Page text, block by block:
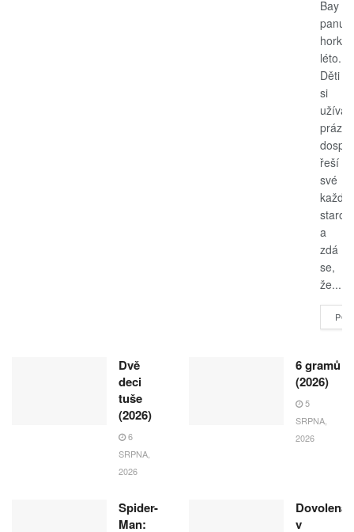
Bay
panuje
horké
léto.
Děti
si
užívají
řeší
své
a
zdá
se,
že...
Dvě
deci
tuše
(2026)
6
SRPNA,
2026
6 gramů
(2026)
5
SRPNA,
2026
Spider-
Man:
Dovolená
v